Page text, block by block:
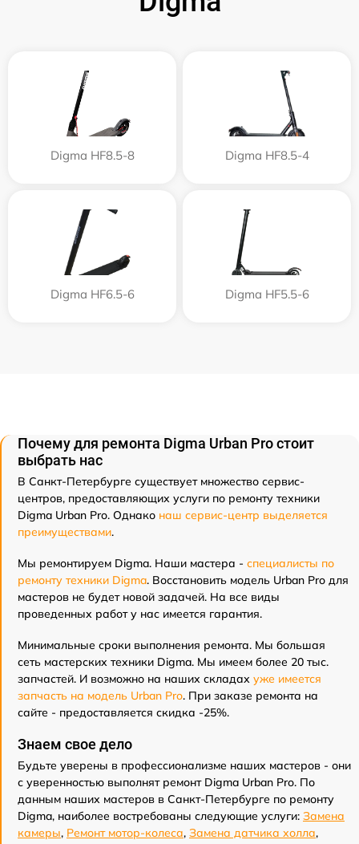
Digma HF8.5-8 Digma HF8.5-4
Digma HF6.5-6 Digma HF5.5-6
Почему для ремонта Digma Urban Pro стоит
выбрать нас
В Санкт-Петербурге существует множество сервис-
центров, предоставляющих услуги по ремонту техники
Digma Urban Pro. Однако наш сервис-центр выделяется
преимуществами.
Мы ремонтируем Digma. Наши мастера - специалисты по
ремонту техники Digma. Восстановить модель Urban Pro для
мастеров не будет новой задачей. На все виды
проведенных работ у нас имеется гарантия.
Минимальные сроки выполнения ремонта. Мы большая
сеть мастерских техники Digma. Мы имеем более 20 тыс.
запчастей. И возможно на наших складах уже имеется
запчасть на модель Urban Pro. При заказе ремонта на
сайте - предоставляется скидка -25%.
Знаем свое дело
Будьте уверены в профессионализме наших мастеров - они
с уверенностью выполнят ремонт Digma Urban Pro. По
данным наших мастеров в Санкт-Петербурге по ремонту
Digma, наиболее востребованы следующие услуги: Замена
камеры, Ремонт мотор-колеса, Замена датчика холла,